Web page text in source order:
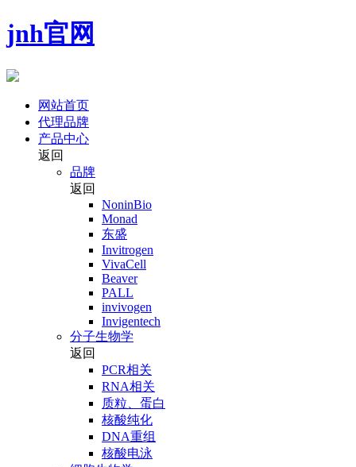
jnh官网
网站首页
代理品牌
产品中心
返回
品牌
返回
NoninBio
Monad
东盛
Invitrogen
VivaCell
Beaver
PALL
invivogen
Invigentech
分子生物学
返回
PCR相关
RNA相关
质粒、蛋白
核酸纯化
DNA重组
核酸电泳